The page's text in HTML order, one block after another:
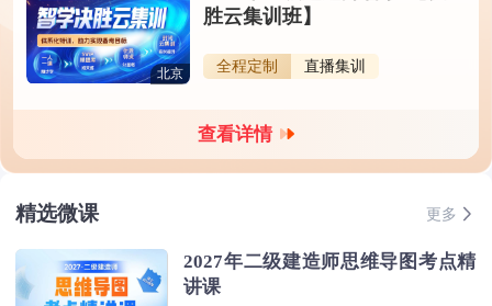
北京
胜云集训班】
全程定制 直播集训
查看详情
精选微课 更多
2027年二级建造师思维导图考点精
讲课